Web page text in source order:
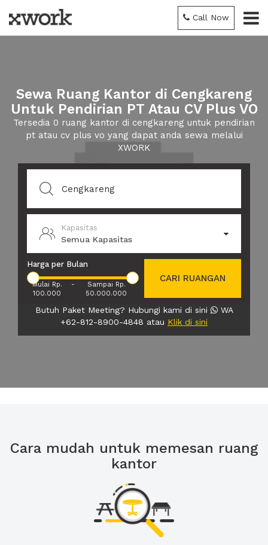
Call Now
Sewa Ruang Kantor di Cengkareng
Untuk Pendirian PT Atau CV Plus VO
Tersedia 0 ruang kantor di cengkareng untuk pendirian
pt atau cv plus vo yang dapat anda sewa melalui
XWORK
Kapasitas
Semua Kapasitas
Harga per Bulan
Mulai Rp.
100.000
-
Sampai Rp.
50.000.000
CARI RUANGAN
Butuh Paket Meeting? Hubungi kami di sini
WA
+62-812-8900-4848 atau Klik di sini
Cara mudah untuk memesan ruang
kantor